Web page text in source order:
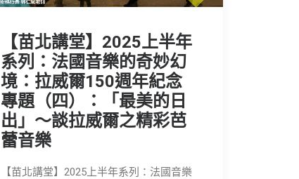
【苗北講堂】2025上半年
系列：法國音樂的奇妙幻
境：拉威爾150週年紀念
專題（四）：「最美的日
出」～談拉威爾之精彩芭
蕾音樂
【苗北講堂】2025上半年系列：法國音樂